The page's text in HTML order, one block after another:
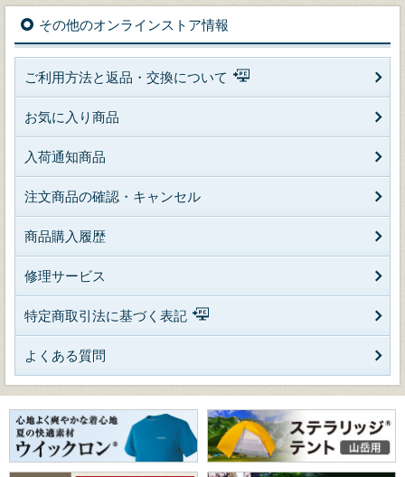
その他のオンラインストア情報
ご利用方法と返品・交換について
お気に入り商品
入荷通知商品
注文商品の確認・キャンセル
商品購入履歴
修理サービス
特定商取引法に基づく表記
よくある質問